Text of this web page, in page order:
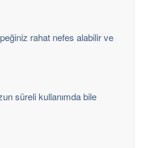
rahat nefes alabilir ve
süreli kullanımda bile